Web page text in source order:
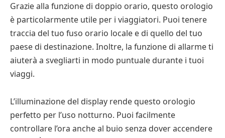
Grazie alla funzione di doppio orario, questo orologio
è particolarmente utile per i viaggiatori. Puoi tenere
traccia del tuo fuso orario locale e di quello del tuo
paese di destinazione. Inoltre, la funzione di allarme ti
aiuterà a svegliarti in modo puntuale durante i tuoi
viaggi.
L’illuminazione del display rende questo orologio
perfetto per l’uso notturno. Puoi facilmente
controllare l’ora anche al buio senza dover accendere